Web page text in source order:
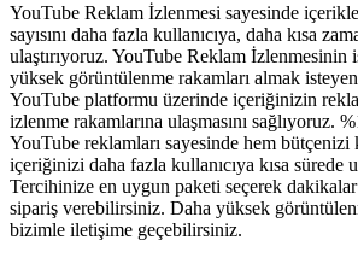
YouTube Reklam İzlenmesi sayesinde
sayısını daha fazla kullanıcıya, daha kısa
ulaştırıyoruz. YouTube Reklam İzlenmesinin
yüksek görüntülenme rakamları almak isteyen
YouTube platformu üzerinde içeriğinizin
izlenme rakamlarına ulaşmasını sağlıyoruz.
YouTube reklamları sayesinde hem bütçenizi
içeriğinizi daha fazla kullanıcıya kısa sürede
Tercihinize en uygun paketi seçerek
sipariş verebilirsiniz. Daha yüksek
bizimle iletişime geçebilirsiniz.